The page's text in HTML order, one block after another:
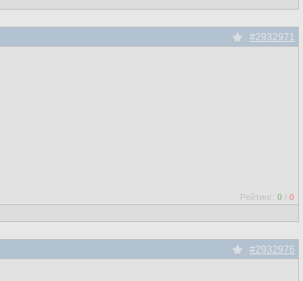
#2932971
Рейтинг: 0 / 0
#2932976